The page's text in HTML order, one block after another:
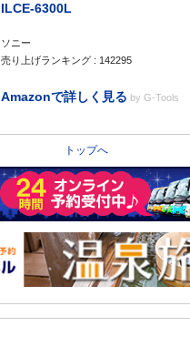
ILCE-6300L
ソニー
売り上げランキング : 142295
Amazonで詳しく見る by G-Tools
トップへ